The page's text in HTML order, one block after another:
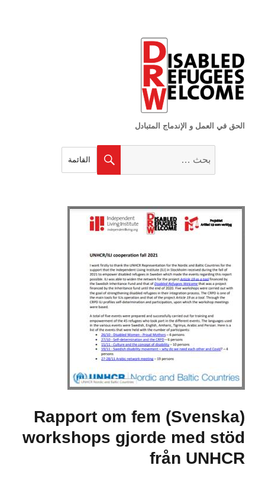
الحق في العمل و الإندماج المتبادل
بحث
القائمة
(Svenska) Rapport om fem
workshops gjorde med stöd
från UNHCR